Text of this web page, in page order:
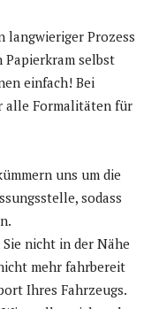
langwieriger Prozess
Papierkram selbst
einfach! Bei
alle Formalitäten für
uns um die
sodass
nicht in der Nähe
mehr fahrbereit
Ihres Fahrzeugs.